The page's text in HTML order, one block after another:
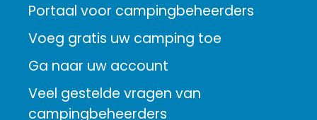
Portaal voor campingbeheerders
Voeg gratis uw camping toe
Ga naar uw account
Veel gestelde vragen van
campingbeheerders